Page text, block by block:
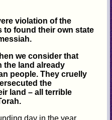
violation of the
to found their own state
we consider that
the land already
people. They cruelly
the
land – all terrible